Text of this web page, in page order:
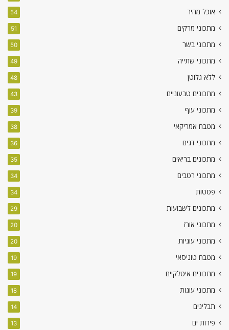
אוכל מהיר 54
מתכוני מרקים 51
מתכוני בשר 50
מתכוני שתייה 49
ללא גלוטן 48
מתכונים טבעוניים 43
מתכוני עוף 39
מטבח אמריקאי 38
מתכוני דגים 36
מתכונים בריאים 35
מתכוני רטבים 34
פסטות 34
מתכונים לשבועות 29
מתכוני אורז 20
מתכוני עוגיות 20
מטבח טוניסאי 19
מתכונים איטלקיים 19
מתכוני עוגות 18
תבלינים 14
פירות ים 13